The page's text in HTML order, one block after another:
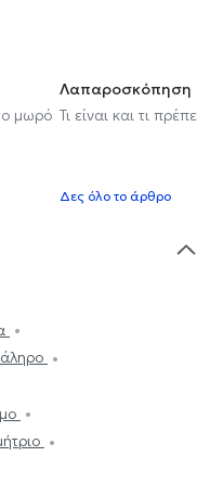
μωρό
Λαπαροσκόπηση
Τι είναι και τι
Δες όλο το άρθρο